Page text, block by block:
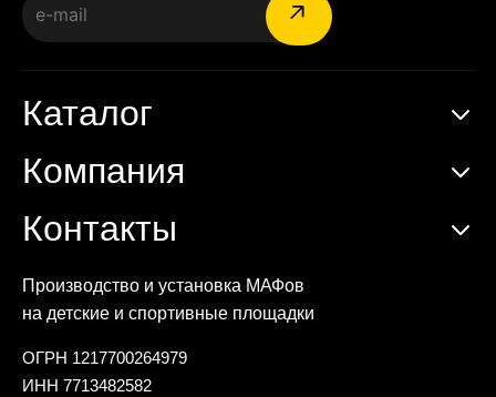
Производство и установка МАФов
на детские и спортивные площадки
ОГРН 1217700264979
ИНН 7713482582
Каталог
Компания
Контакты